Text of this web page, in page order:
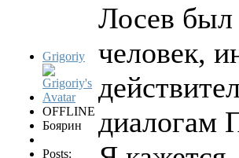
Grigoriy
OFFLINE
Боярин
Posts:
Лосев был
человек,
диалогам